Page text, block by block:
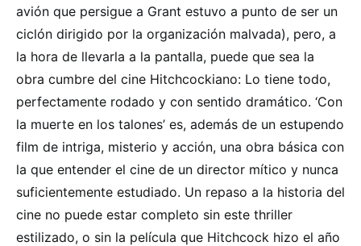
avión que persigue a Grant estuvo a punto de ser un
ciclón dirigido por la organización malvada), pero, a
la hora de llevarla a la pantalla, puede que sea la
obra cumbre del cine Hitchcockiano: Lo tiene todo,
perfectamente rodado y con sentido dramático. ‘Con
la muerte en los talones’ es, además de un estupendo
film de intriga, misterio y acción, una obra básica con
la que entender el cine de un director mítico y nunca
suficientemente estudiado. Un repaso a la historia del
cine no puede estar completo sin este thriller
estilizado, o sin la película que Hitchcock hizo el año